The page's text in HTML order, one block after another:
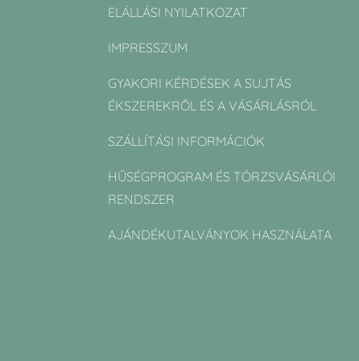
ELÁLLÁSI NYILATKOZAT
IMPRESSZUM
GYAKORI KÉRDÉSEK A SUJTÁS
ÉKSZEREKRŐL ÉS A VÁSÁRLÁSRÓL
SZÁLLÍTÁSI INFORMÁCIÓK
HŰSÉGPROGRAM ÉS TÖRZSVÁSÁRLÓI
RENDSZER
AJÁNDÉKUTALVÁNYOK HASZNÁLATA